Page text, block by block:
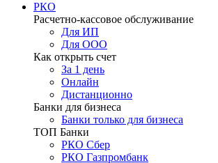
РКО
Расчетно-кассовое обслуживание
Для ИП
Для ООО
Как открыть счет
За 1 день
Онлайн
Дистанционно
Банки для бизнеса
Банки только для бизнеса
ТОП Банки
РКО Сбер
РКО Газпромбанк